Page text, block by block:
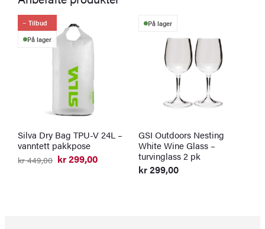
Tilbud
På lager
Silva Dry Bag TPU-V 24L –
vanntett pakkpose
kr449,00
Opprinnelig
kr299,00
Nåværende
På lager
GSI Outdoors Nesting
White Wine Glass –
turvinglass 2 pk
kr299,00